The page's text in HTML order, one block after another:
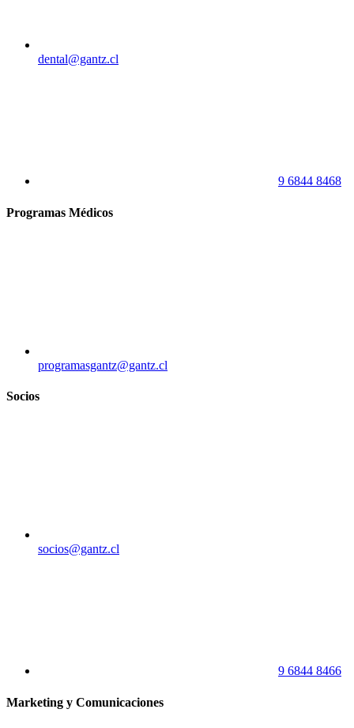
dental@gantz.cl
9 6844 8468
Programas Médicos
programasgantz@gantz.cl
Socios
socios@gantz.cl
9 6844 8466
Marketing y Comunicaciones